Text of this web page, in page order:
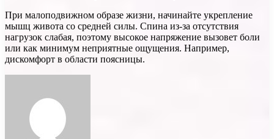
При малоподвижном образе жизни, начинайте укрепление
мышц живота со средней силы. Спина из-за отсутствия
нагрузок слабая, поэтому высокое напряжение вызовет боли
или как минимум неприятные ощущения. Например,
дискомфорт в области поясницы.